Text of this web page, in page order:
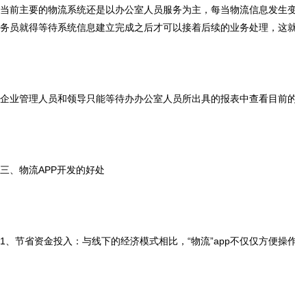
当前主要的物流系统还是以办公室人员服务为主，每当物流信息发
务员就得等待系统信息建立完成之后才可以接着后续的业务处理，这
企业管理人员和领导只能等待办办公室人员所出具的报表中查看目前
三、物流APP开发的好处
1、节省资金投入：与线下的经济模式相比，“物流”app不仅仅方便